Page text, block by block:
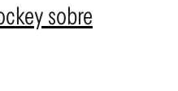
sobre